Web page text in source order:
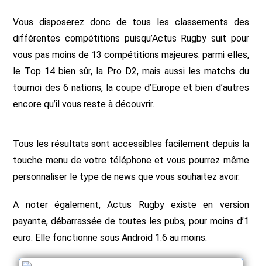
Vous disposerez donc de tous les classements des
différentes compétitions puisqu’Actus Rugby suit pour
vous pas moins de 13 compétitions majeures: parmi elles,
le Top 14 bien sûr, la Pro D2, mais aussi les matchs du
tournoi des 6 nations, la coupe d’Europe et bien d’autres
encore qu’il vous reste à découvrir.
Tous les résultats sont accessibles facilement depuis la
touche menu de votre téléphone et vous pourrez même
personnaliser le type de news que vous souhaitez avoir.
A noter également, Actus Rugby existe en version
payante, débarrassée de toutes les pubs, pour moins d’1
euro. Elle fonctionne sous Android 1.6 au moins.